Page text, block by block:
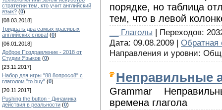
стратегии тем, кто учит английский
язык? (0)
[08.03.2018]
Тридцать два самых красивых
английских слова! (0)
[06.01.2018]
Доброе Поздравление - 2018 от
Студии Языков (0)
[23.11.2017]
Набор для игры "88 8опросо8" с
глаголом "to buy" (0)
[20.11.2017]
Pushing the button - Динамика
действия в реальности (0)
порядке, но таблица
тем, что в левой
__ Глаголы | Переходов:
Дата: 09.08.2009 | Обратная
Направления и уровни:
Неправильные
Grammar
времена глагола